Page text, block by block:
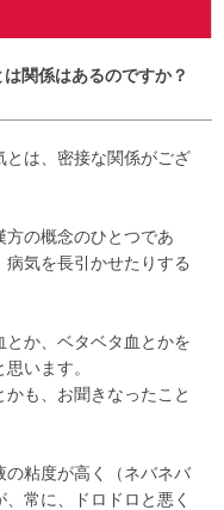
関係はあるのですか？
とは、密接な関係がござ
方の概念のひとつであ
病気を長引かせたりする
とか、ベタベタ血とかを
います。
も、お聞きなったこと
の粘度が高く（ネバネバ
常に、ドロドロと悪く